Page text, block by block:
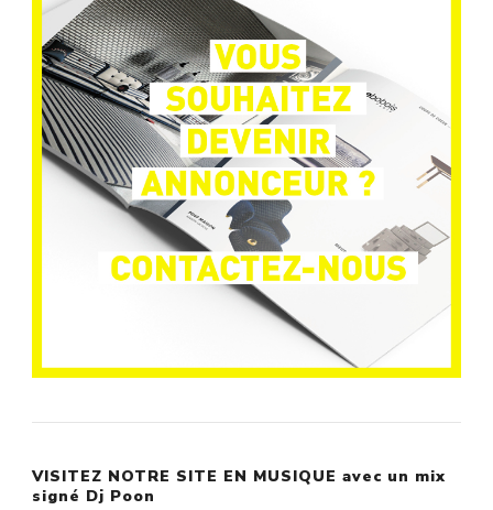
VISITEZ NOTRE SITE EN MUSIQUE avec un mix
signé Dj Poon